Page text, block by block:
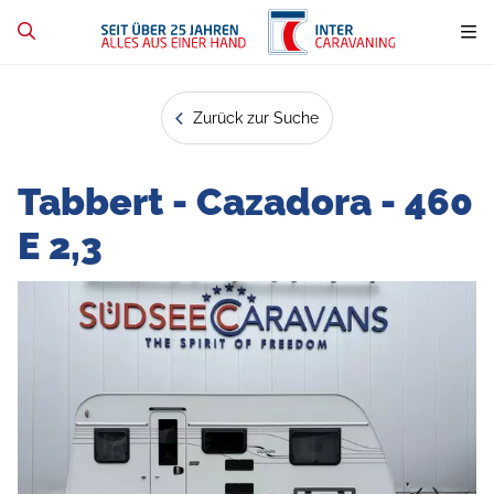
Zurück zur Suche
Tabbert - Cazadora - 460
E 2,3